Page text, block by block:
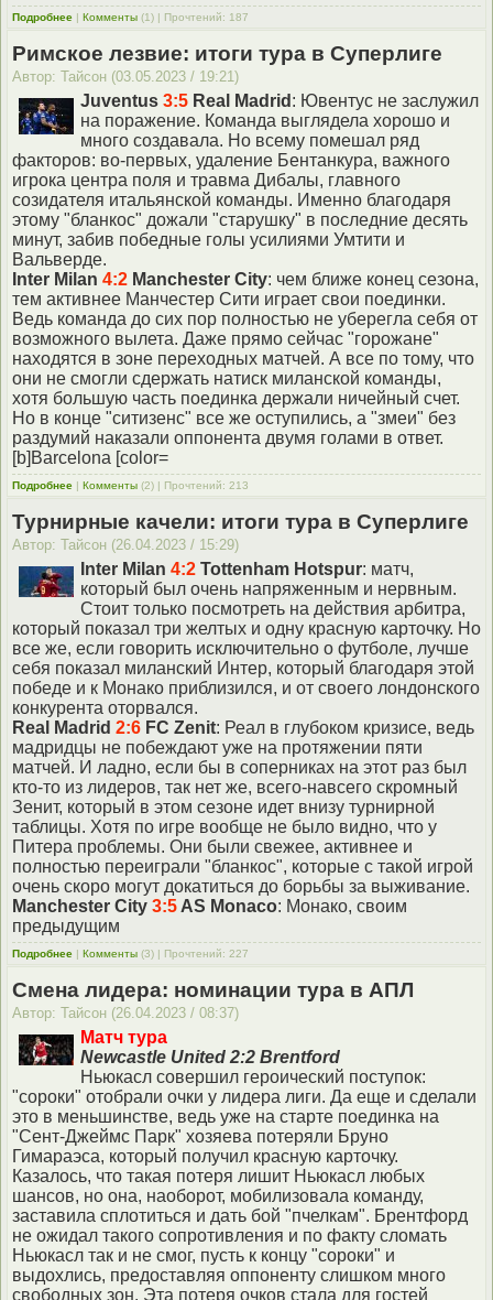
Подробнее | Комменты (1) | Прочтений: 187
Римское лезвие: итоги тура в Суперлиге
Автор: Тайсон (03.05.2023 / 19:21)
Juventus 3:5 Real Madrid : Ювентус не заслужил
на поражение. Команда выглядела хорошо и
много создавала. Но всему помешал ряд
факторов: во-первых, удаление Бентанкура, важного
игрока центра поля и травма Дибалы, главного
созидателя итальянской команды. Именно благодаря
этому "бланкос" дожали "старушку" в последние десять
минут, забив победные голы усилиями Умтити и
Вальверде.
Inter Milan 4:2 Manchester City: чем ближе конец сезона,
тем активнее Манчестер Сити играет свои поединки.
Ведь команда до сих пор полностью не уберегла себя от
возможного вылета. Даже прямо сейчас "горожане"
находятся в зоне переходных матчей. А все по тому, что
они не смогли сдержать натиск миланской команды,
хотя большую часть поединка держали ничейный счет.
Но в конце "ситизенс" все же оступились, а "змеи" без
раздумий наказали оппонента двумя голами в ответ.
[b]Barcelona [color=
Подробнее | Комменты (2) | Прочтений: 213
Турнирные качели: итоги тура в Суперлиге
Автор: Тайсон (26.04.2023 / 15:29)
Inter Milan 4:2 Tottenham Hotspur: матч,
который был очень напряженным и нервным.
Стоит только посмотреть на действия арбитра,
который показал три желтых и одну красную карточку. Но
все же, если говорить исключительно о футболе, лучше
себя показал миланский Интер, который благодаря этой
победе и к Монако приблизился, и от своего лондонского
конкурента оторвался.
Real Madrid 2:6 FC Zenit: Реал в глубоком кризисе, ведь
мадридцы не побеждают уже на протяжении пяти
матчей. И ладно, если бы в соперниках на этот раз был
кто-то из лидеров, так нет же, всего-навсего скромный
Зенит, который в этом сезоне идет внизу турнирной
таблицы. Хотя по игре вообще не было видно, что у
Питера проблемы. Они были свежее, активнее и
полностью переиграли "бланкос", которые с такой игрой
очень скоро могут докатиться до борьбы за выживание.
Manchester City 3:5 AS Monaco: Монако, своим
предыдущим
Подробнее | Комменты (3) | Прочтений: 227
Смена лидера: номинации тура в АПЛ
Автор: Тайсон (26.04.2023 / 08:37)
Матч тура
Newcastle United 2:2 Brentford
Ньюкасл совершил героический поступок:
"сороки" отобрали очки у лидера лиги. Да еще и сделали
это в меньшинстве, ведь уже на старте поединка на
"Сент-Джеймс Парк" хозяева потеряли Бруно
Гимараэса, который получил красную карточку.
Казалось, что такая потеря лишит Ньюкасл любых
шансов, но она, наоборот, мобилизовала команду,
заставила сплотиться и дать бой "пчелкам". Брентфорд
не ожидал такого сопротивления и по факту сломать
Ньюкасл так и не смог, пусть к концу "сороки" и
выдохлись, предоставляя оппоненту слишком много
свободных зон. Эта потеря очков стала для гостей